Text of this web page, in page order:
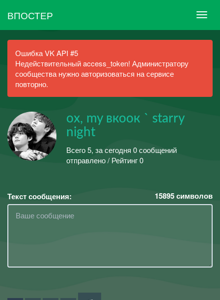
ВПОСТЕР
Ошибка VK API #5
Недействительный access_token! Администратору
сообщества нужно авторизоваться на сервисе
повторно.
oх, my вкоок ` starry
night
Всего 5, за сегодня 0 сообщений
отправлено / Рейтинг 0
Текст сообщения: 15895символов